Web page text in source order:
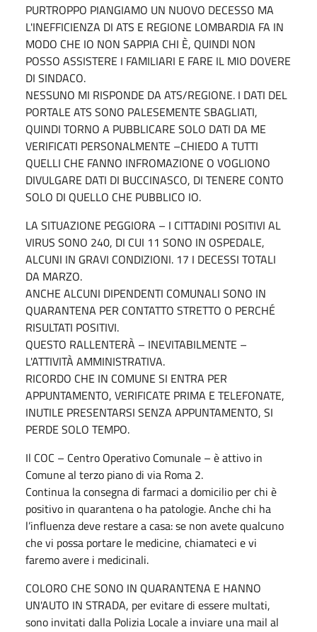
PURTROPPO PIANGIAMO UN NUOVO DECESSO MA
L'INEFFICIENZA DI ATS E REGIONE LOMBARDIA FA IN
MODO CHE IO NON SAPPIA CHI È, QUINDI NON
POSSO ASSISTERE I FAMILIARI E FARE IL MIO DOVERE
DI SINDACO.
NESSUNO MI RISPONDE DA ATS/REGIONE. I DATI DEL
PORTALE ATS SONO PALESEMENTE SBAGLIATI,
QUINDI TORNO A PUBBLICARE SOLO DATI DA ME
VERIFICATI PERSONALMENTE –CHIEDO A TUTTI
QUELLI CHE FANNO INFROMAZIONE O VOGLIONO
DIVULGARE DATI DI BUCCINASCO, DI TENERE CONTO
SOLO DI QUELLO CHE PUBBLICO IO.
LA SITUAZIONE PEGGIORA – I CITTADINI POSITIVI AL
VIRUS SONO 240, DI CUI 11 SONO IN OSPEDALE,
ALCUNI IN GRAVI CONDIZIONI. 17 I DECESSI TOTALI
DA MARZO.
ANCHE ALCUNI DIPENDENTI COMUNALI SONO IN
QUARANTENA PER CONTATTO STRETTO O PERCHÉ
RISULTATI POSITIVI.
QUESTO RALLENTERÀ – INEVITABILMENTE –
L'ATTIVITÀ AMMINISTRATIVA.
RICORDO CHE IN COMUNE SI ENTRA PER
APPUNTAMENTO, VERIFICATE PRIMA E TELEFONATE,
INUTILE PRESENTARSI SENZA APPUNTAMENTO, SI
PERDE SOLO TEMPO.
Il COC – Centro Operativo Comunale – è attivo in
Comune al terzo piano di via Roma 2.
Continua la consegna di farmaci a domicilio per chi è
positivo in quarantena o ha patologie. Anche chi ha
l’influenza deve restare a casa: se non avete qualcuno
che vi possa portare le medicine, chiamateci e vi
faremo avere i medicinali.
COLORO CHE SONO IN QUARANTENA E HANNO
UN'AUTO IN STRADA, per evitare di essere multati,
sono invitati dalla Polizia Locale a inviare una mail al